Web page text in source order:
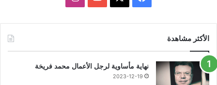
الأكثر مشاهدة
نهاية مأساوية لرجل الأعمال محمد فريخة
2023-12-19